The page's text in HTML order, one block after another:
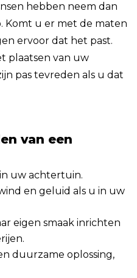
hebben neem dan
Komt u er met de maten
ervoor dat het past.
plaatsen van uw
pas tevreden als u dat
van een
uw achtertuin.
en geluid als u in uw
eigen smaak inrichten
duurzame oplossing,